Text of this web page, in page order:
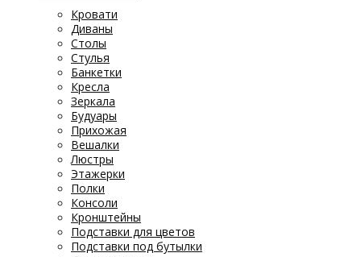
Кровати
Диваны
Столы
Стулья
Банкетки
Кресла
Зеркала
Будуары
Прихожая
Вешалки
Люстры
Этажерки
Полки
Консоли
Кронштейны
Подставки для цветов
Подставки под бутылки